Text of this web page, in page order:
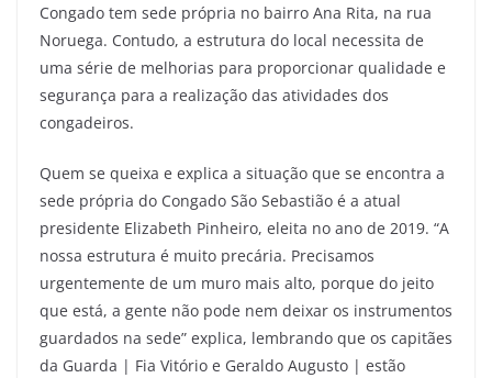
Congado tem sede própria no bairro Ana Rita, na rua
Noruega. Contudo, a estrutura do local necessita de
uma série de melhorias para proporcionar qualidade e
segurança para a realização das atividades dos
congadeiros.
Quem se queixa e explica a situação que se encontra a
sede própria do Congado São Sebastião é a atual
presidente Elizabeth Pinheiro, eleita no ano de 2019. “A
nossa estrutura é muito precária. Precisamos
urgentemente de um muro mais alto, porque do jeito
que está, a gente não pode nem deixar os instrumentos
guardados na sede” explica, lembrando que os capitães
da Guarda | Fia Vitório e Geraldo Augusto | estão